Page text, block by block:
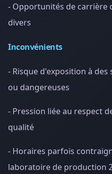
- Opportunités de carrière
divers
Inconvénients
- Risque d'exposition à
ou dangereuses
- Pression liée au respect
qualité
- Horaires parfois
laboratoire de production